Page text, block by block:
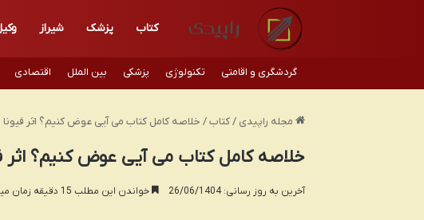
کتاب پزشک شیراز
گردشگری و اقامتی تکنولوژی پزشکی بین الملل اقتصادی
مجله راپیدی / کتاب / خلاصه کامل کتاب می آیی عوض کنیم؟ اثر فیونا
خلاصه کامل کتاب می آیی عوض کنیم؟ اثر
آخرین به روز رسانی: 26/06/1404 خواندن این مطلب 15 دقیقه زمان میبرد